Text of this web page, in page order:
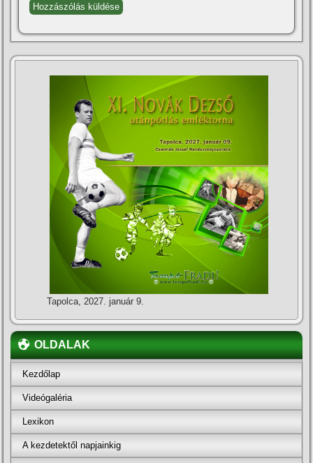
Tapolca, 2027. január 9.
OLDALAK
Kezdőlap
Videógaléria
Lexikon
A kezdetektől napjainkig